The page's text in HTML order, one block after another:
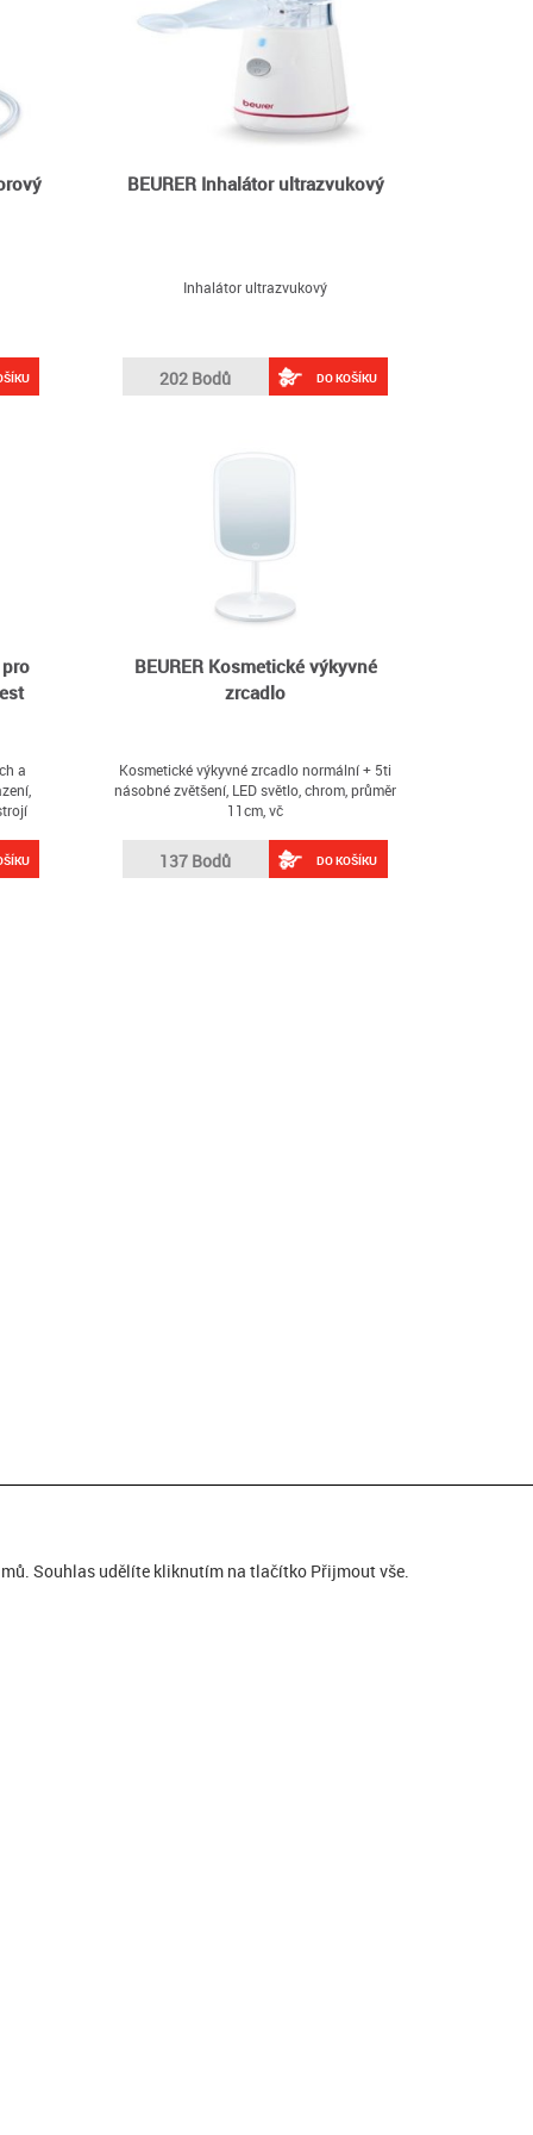
BEURER Inhalátor ultrazvukový
Inhalátor ultrazvukový
202 Bodů DO KOŠÍKU
a
BEURER Kosmetické výkyvné
zrcadlo
Kosmetické výkyvné zrcadlo normální + 5ti
násobné zvětšení, LED světlo, chrom, průměr
11cm, vč
137 Bodů DO KOŠÍKU
Souhlas udělíte kliknutím na tlačítko Přijmout vše.